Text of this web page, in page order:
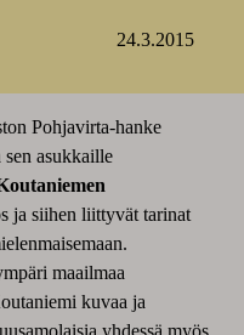
24.3.2015
Pohjavirta-hanke
asukkaille
ja siihen liittyvät tarinat
maailmaa
kuvaa ja
yhdessä myös